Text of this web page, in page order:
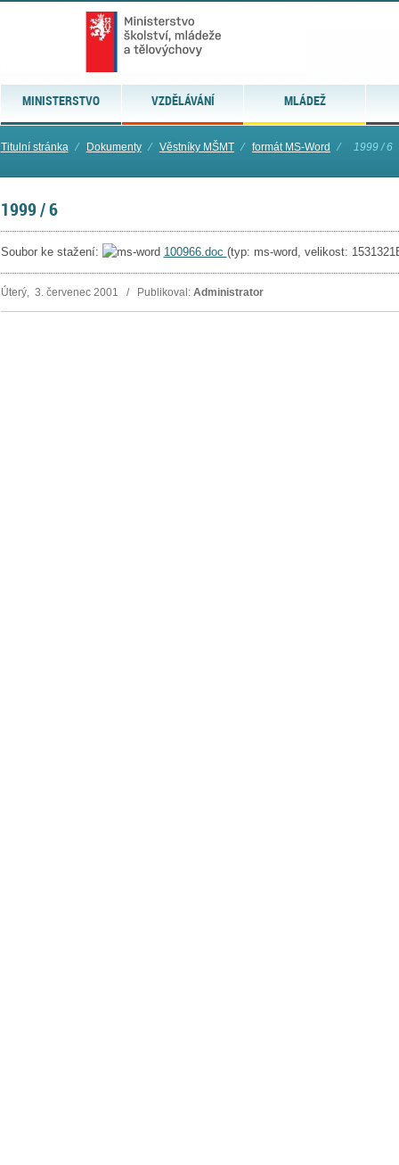
MINISTERSTVO VZDĚLÁVÁNÍ MLÁDEŽ
Titulní stránka ⁄ Dokumenty ⁄ Věstníky MŠMT ⁄ formát MS-Word ⁄ 1999 / 6
1999 / 6
Soubor ke stažení: 100966.doc (typ: ms-word, velikost:
Úterý, 3. červenec 2001 / Publikoval: Administrator